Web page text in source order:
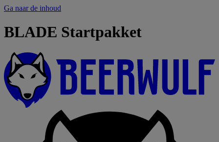
Ga naar de inhoud
BLADE Startpakket